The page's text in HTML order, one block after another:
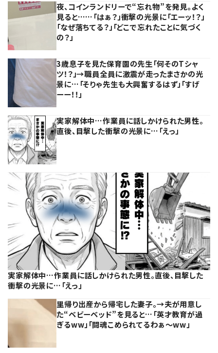
夜、コインランドリーで“忘れ物”を発見。よく
見ると……「はぁ？」衝撃の光景に「エーッ！？」
「なぜ落ちてる？」「どこで忘れたことに気づく
の？」
3歳息子を見た保育園の先生「何そのTシャ
ツ！？」→職員全員に激震が走ったまさかの光
景に…「そりゃ先生も大興奮するはず」「すげ
ーー！！」
実家解体中…作業員に話しかけられた男性。
直後、目撃した衝撃の光景に…「えっ」
実家解体中…作業員に話しかけられた男性。直後、目撃した
衝撃の光景に…「えっ」
里帰り出産から帰宅した妻子。→夫が用意し
た“ベビーベッド”を見ると…「英才教育が過
ぎるww」「闘魂こめられてるわぁ～ww」